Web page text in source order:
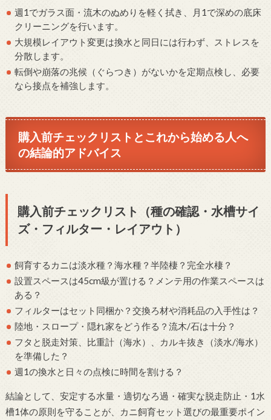
週1でガラス面・流木のぬめりを軽く拭き、月1で深めの底床
クリーニングを行います。
大規模レイアウト変更は換水と同日には行わず、ストレスを
分散します。
転倒や崩落の兆候（ぐらつき）がないかを定期点検し、必要
なら接点を補強します。
購入前チェックリストとこれから始める人へ
の結論的アドバイス
購入前チェックリスト（種の確認・水槽サイ
ズ・フィルター・レイアウト）
飼育するカニは淡水種？海水種？半陸棲？完全水棲？
設置スペースは45cm級が置ける？メンテ用の作業スペースは
ある？
フィルターはセット同梱か？交換ろ材や消耗品の入手性は？
陸地・スロープ・隠れ家をどう作る？流木/石は十分？
フタと脱走対策、比重計（海水）、カルキ抜き（淡水/海水）
を準備した？
週1の換水と日々の点検に時間を割ける？
結論として、安定する水量・適切なろ過・確実な脱走防止・1水
槽1体の原則を守ることが、カニ飼育セット選びの最重要ポイン